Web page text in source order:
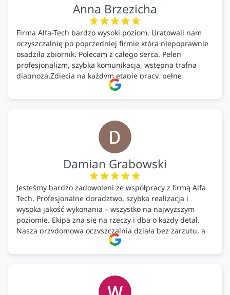
Anna Brzezicha
Firma Alfa-Tech bardzo wysoki poziom. Uratowali nam
oczyszczalnię po poprzedniej firmie która niepoprawnie
osadziła zbiornik. Polecam z całego serca. Pełen
profesjonalizm, szybka komunikacja, wstępna trafna
diagnoza.Zdjęcia na każdym etapie pracy, pełne
doradztwo.Dobrze wyszkoleni i znający się na rzeczy.
Podsumowując ekipa na wysokim poziomie, rzetelna.
Damian Grabowski
Jesteśmy bardzo zadowoleni ze współpracy z firmą Alfa
Tech. Profesjonalne doradztwo, szybka realizacja i
wysoka jakość wykonania – wszystko na najwyższym
poziomie. Ekipa zna się na rzeczy i dba o każdy detal.
Nasza przydomowa oczyszczalnia działa bez zarzutu, a
całość została wykonana zgodnie z terminem i
ustaleniami. Z czystym sumieniem polecamy Alfa Tech
ekologicznych rozwiązań!🍀